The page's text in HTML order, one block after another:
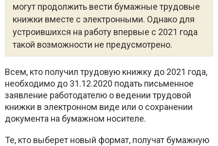
могут продолжить вести бумажные трудовые
книжки вместе с электронными. Однако для
устроившихся на работу впервые с 2021 года
такой возможности не предусмотрено.
Всем, кто получил трудовую книжку до 2021 года,
необходимо до 31.12.2020 подать письменное
заявление работодателю о ведении трудовой
книжки в электронном виде или о сохранении
документа на бумажном носителе.
Те, кто выберет новый формат, получат бумажную